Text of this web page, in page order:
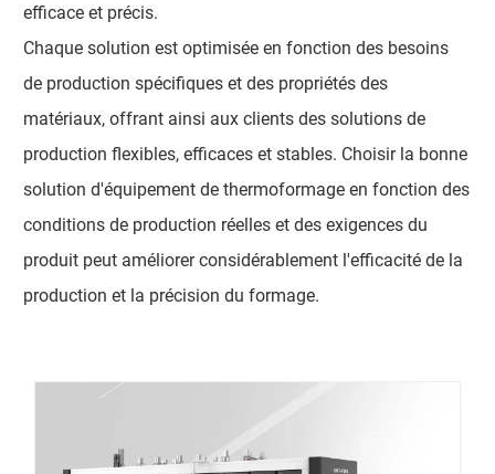
efficace et précis.
Chaque solution est optimisée en fonction des besoins
de production spécifiques et des propriétés des
matériaux, offrant ainsi aux clients des solutions de
production flexibles, efficaces et stables. Choisir la bonne
solution d'équipement de thermoformage en fonction des
conditions de production réelles et des exigences du
produit peut améliorer considérablement l'efficacité de la
production et la précision du formage.